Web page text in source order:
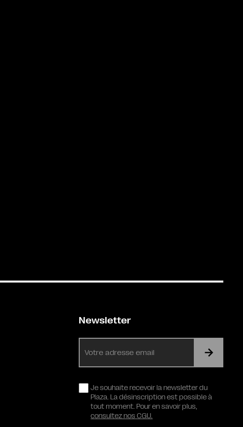
Newsletter
mail
RGPDJe souhaite recevoir la newsletter du
Plaza. La désinscription est possible à
tout moment. Pour en savoir plus,
consultez nos CGU.